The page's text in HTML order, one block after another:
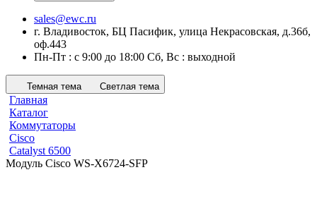
sales@ewc.ru
г. Владивосток, БЦ Пасифик, улица Некрасовская, д.36б,
оф.443
Пн-Пт : с 9:00 до 18:00 Сб, Вс : выходной
Темная тема Светлая тема
Главная
Каталог
Коммутаторы
Cisco
Catalyst 6500
Модуль Cisco WS-X6724-SFP